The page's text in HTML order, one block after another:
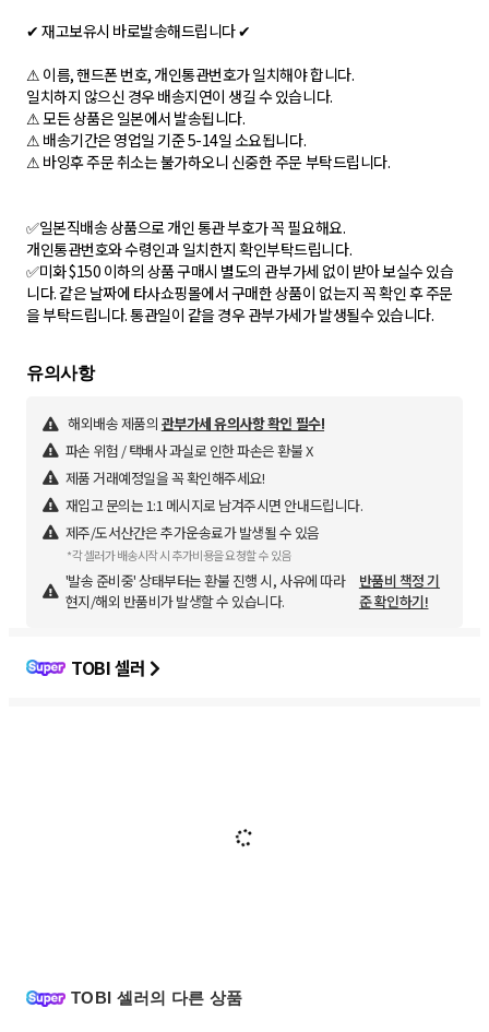
✔ 재고보유시 바로발송해드립니다 ✔
⚠ 이름, 핸드폰 번호, 개인통관번호가 일치해야 합니다.
일치하지 않으신 경우 배송지연이 생길 수 있습니다.
⚠ 모든 상품은 일본에서 발송됩니다.
⚠ 배송기간은 영업일 기준 5-14일 소요됩니다.
⚠ 바잉후 주문 취소는 불가하오니 신중한 주문 부탁드립니다.
✅일본직배송 상품으로 개인 통관 부호가 꼭 필요해요.
개인통관번호와 수령인과 일치한지 확인부탁드립니다.
✅미화 $150 이하의 상품 구매시 별도의 관부가세 없이 받아 보실수 있습
니다. 같은 날짜에 타사쇼핑몰에서 구매한 상품이 없는지 꼭 확인 후 주문
을 부탁드립니다. 통관일이 같을 경우 관부가세가 발생될수 있습니다.
유의사항
해외배송 제품의 관부가세 유의사항 확인 필수!
파손 위험 / 택배사 과실로 인한 파손은 환불 X
제품 거래예정일을 꼭 확인해주세요!
재입고 문의는 1:1 메시지로 남겨주시면 안내드립니다.
제주/도서산간은 추가운송료가 발생될 수 있음
*각 셀러가 배송시작 시 추가비용을 요청할 수 있음
'발송 준비중' 상태부터는 환불 진행 시, 사유에 따라
현지/해외 반품비가 발생할 수 있습니다.
반품비 책정 기
준 확인하기!
TOBI 셀러
TOBI 셀러의 다른 상품